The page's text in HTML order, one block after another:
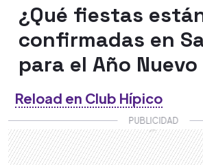
¿Qué fiestas
confirmadas en
para el Año
Reload en Club Hípico